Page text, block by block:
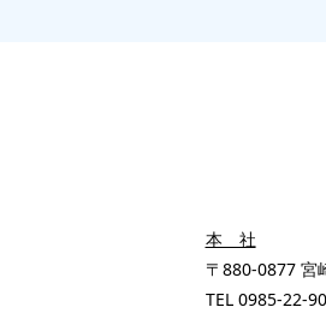
本 社
〒880-0877 宮
TEL 0985-22-